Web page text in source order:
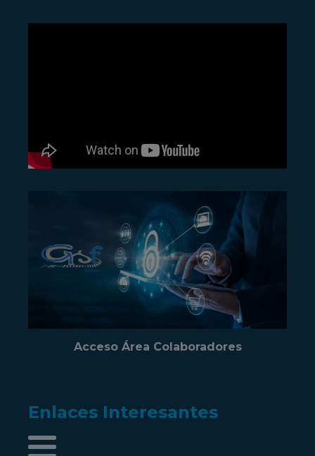
Acceso Área Colaboradores
Enlaces Interesantes